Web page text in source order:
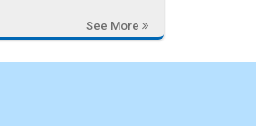
See More